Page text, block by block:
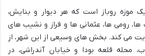
موزه روباز است که هر دیوار و بنایش،
ها، رومی ها، عثمانی ها و فراز و نشیب های
می کند. بخش های وسیعی از این شهر، از
محله قلعه بودا و خیابان آندراشی، در